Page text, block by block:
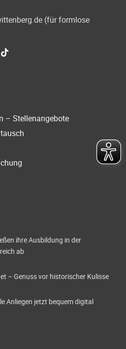
(für formlose
– Stellenangebote
ihre Ausbildung in der
ab
– Genuss vor historischer Kulisse
Anliegen jetzt bequem digital